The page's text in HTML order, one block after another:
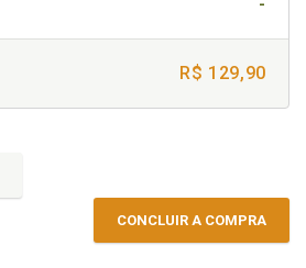
R$ 129,90
CONCLUIR A COMPRA